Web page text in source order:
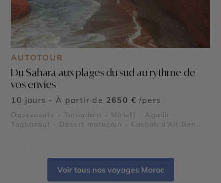
AUTOTOUR
Du Sahara aux plages du sud au rythme de
vos envies
10 jours - À partir de 2650 € /pers
Ouarzazate - Taroudant - Mirleft - Agadir -
Taghazout - Désert marocain - Kasbah d’Aït Ben
Voir tous nos voyages Maroc